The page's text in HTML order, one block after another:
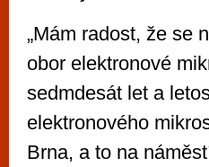
„Mám radost, že se
obor elektronové
sedmdesát let a
elektronového
Brna, a to na